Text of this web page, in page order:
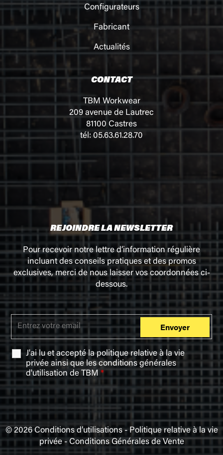
Configurateurs
Fabricant
Actualités
CONTACT
TBM Workwear
209 avenue de Lautrec
81100 Castres
tél: 05.63.61.28.70
REJOINDRE LA NEWSLETTER
Pour recevoir notre lettre d’information régulière
incluant des conseils pratiques et des promos
exclusives, merci de nous laisser vos coordonnées ci-
dessous.
J'ai lu et accepté lapolitique relative à la vie
privéeainsi que lesconditions générales
d'utilisationde TBM*
© 2026Conditions d’utilisations-Politique relative à la vie
privée- Conditions Générales de Vente